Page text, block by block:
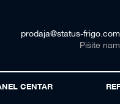
prodaja@status-frigo.com
Pišite nam
CENTAR